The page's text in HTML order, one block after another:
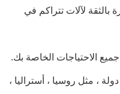
بالثقة لآلات تتراكم في
3. تم بيع حفاراتنا الدوارة لأكثر من 20 دولة ، مثل روسيا ، أستراليا ،